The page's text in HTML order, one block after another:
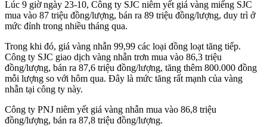
Lúc 9 giờ ngày 23-10, Công ty SJC niêm yết giá vàng miếng SJC
mua vào 87 triệu đồng/lượng, bán ra 89 triệu đồng/lượng, duy trì ở
mức đỉnh trong nhiều tháng qua.
Trong khi đó, giá vàng nhẫn 99,99 các loại đồng loạt tăng tiếp.
Công ty SJC giao dịch vàng nhẫn trơn mua vào 86,3 triệu
đồng/lượng, bán ra 87,6 triệu đồng/lượng, tăng thêm 800.000 đồng
mỗi lượng so với hôm qua. Đây là mức tăng rất mạnh của vàng
nhẫn tại công ty này.
Công ty PNJ niêm yết giá vàng nhẫn mua vào 86,8 triệu
đồng/lượng, bán ra 87,8 triệu đồng/lượng.